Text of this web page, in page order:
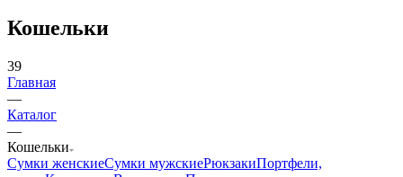
Кошельки
39
Главная
—
Каталог
—
Кошельки
Сумки женскиеСумки мужскиеРюкзакиПортфели,